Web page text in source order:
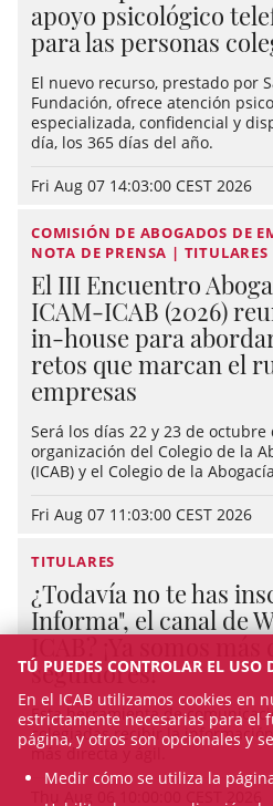
apoyo psicológico
para las personas
El nuevo recurso, prestado por
Fundación, ofrece atención
especializada, confidencial y
día, los 365 días del año.
Fri Aug 07 14:03:00 CEST 2026
COMISIÓN DE ABOGADOS DE
NOTA DE PRENSA | TITULARES
El III Encuentro
ICAM-ICAB (2026)
in-house para
retos que marcan el
empresas
Será los días 22 y 23 de octubre
organización del Colegio de la
(ICAB) y el Colegio de la
Fri Aug 07 11:03:00 CEST 2026
TITULARES
¿Todavía no te has
Informa", el canal de
seguidores!
Esta herramienta de
colegiadas recibir la
más directa y ágil.
TÚ PUEDES CONTROLAR EL USO
En el ICAB utilizamos cookies en
estrictamente necesarias para el
página, y otros son opcionales y
Medir cómo se utiliza la